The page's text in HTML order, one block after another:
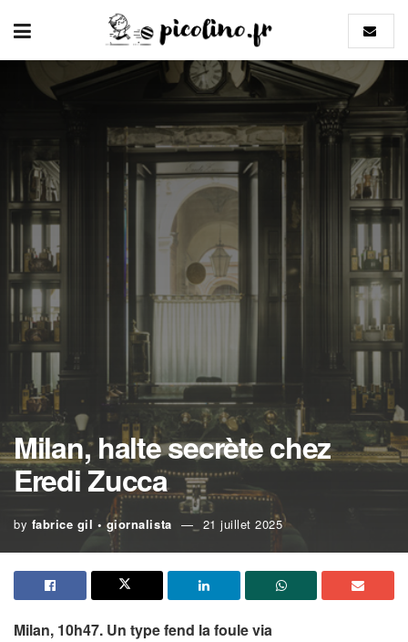
Milan, halte secrète chez
Eredi Zucca
by fabrice gil • giornalista 21 juillet 2025
Milan, 10h47. Un type fend la foule via